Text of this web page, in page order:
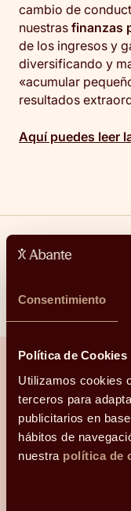
Consentimiento
Política de Cookies
Utilizamos cookies
terceros para
publicitarios en
hábitos de
nuestra política de
cambio de
nuestras finanzas
de los ingresos y
diversificando y
«acumular
resultados
Aquí puedes leer
Compartir
Linkedin Facebook
Una conversación